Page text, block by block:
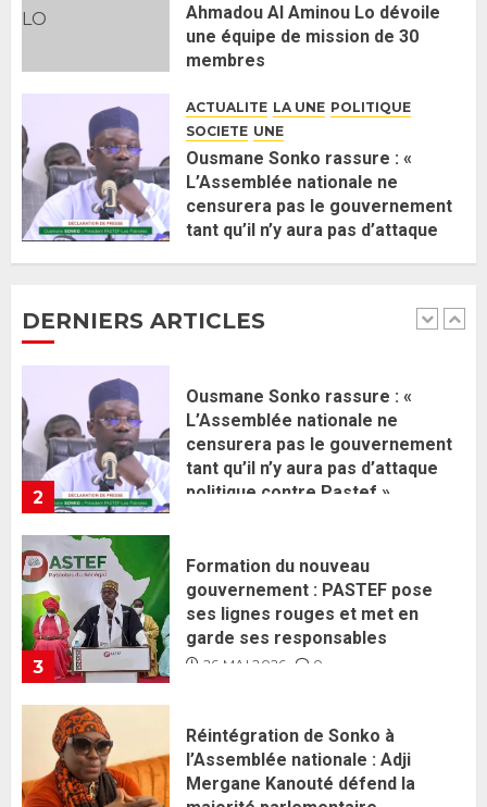
Ahmadou Al Aminou Lo dévoile
une équipe de mission de 30
membres
ACTUALITE LA UNE POLITIQUE
SOCIETE UNE
Ousmane Sonko rassure : «
L’Assemblée nationale ne
censurera pas le gouvernement
tant qu’il n’y aura pas d’attaque
DERNIERS ARTICLES
1
Gouvernement Diomaye II :
une équipe de mission de 30
membres
2 JUIN 2026 0
2
Ousmane Sonko rassure : «
politique contre Pastef »
3
Formation du nouveau
gouvernement : PASTEF pose
ses lignes rouges et met en
garde ses responsables
26 MAI 2026 0
4
Réintégration de Sonko à
l’Assemblée nationale : Adji
Mergane Kanouté défend la
majorité parlementaire
26 MAI 2026 0
Guy Marius Sagna inquiet après la
nomination d’Al Aminou Lo : «
J’espère me tromper »